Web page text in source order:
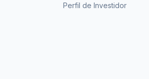
Perfil de Investidor